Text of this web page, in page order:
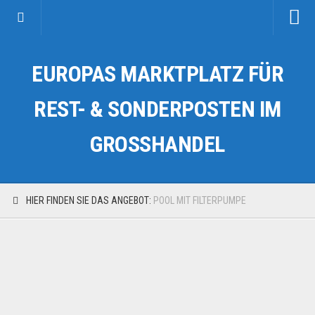
Kategorien
Auto & Motorrad
Fahrzeuge & Transport
EUROPAS MARKTPLATZ FÜR
REST- & SONDERPOSTEN IM
GROSSHANDEL
HIER FINDEN SIE DAS ANGEBOT: POOL MIT FILTERPUMPE